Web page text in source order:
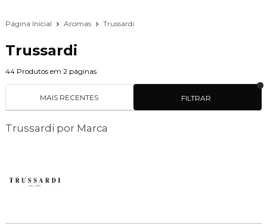
Página Inicial Aromas Trussardi
Trussardi
44 Produtos em 2 páginas
FILTRAR
MAIS RECENTES
Trussardi por Marca